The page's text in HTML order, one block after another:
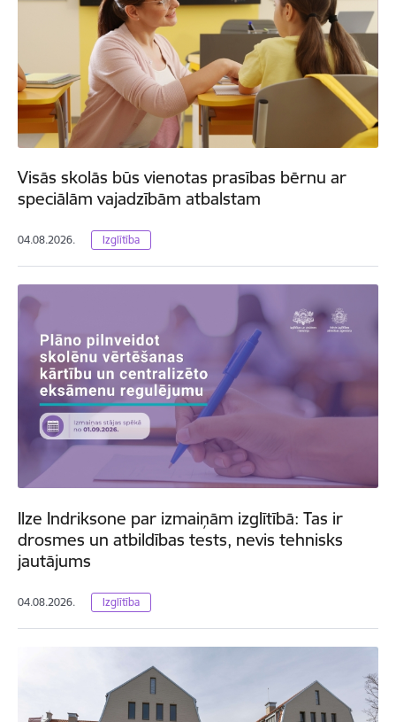
Visās skolās būs vienotas prasības bērnu ar
speciālām vajadzībām atbalstam
04.08.2026. Izglītība
Ilze Indriksone par izmaiņām izglītībā: Tas ir
drosmes un atbildības tests, nevis tehnisks
jautājums
04.08.2026. Izglītība